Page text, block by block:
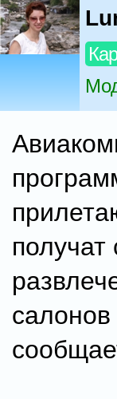
получат
салонов